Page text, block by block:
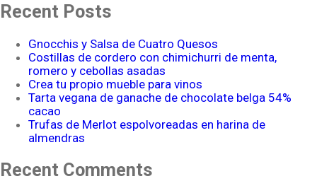
Recent Posts
Gnocchis y Salsa de Cuatro Quesos
Costillas de cordero con chimichurri de menta,
romero y cebollas asadas
Crea tu propio mueble para vinos
Tarta vegana de ganache de chocolate belga 54%
cacao
Trufas de Merlot espolvoreadas en harina de
almendras
Recent Comments